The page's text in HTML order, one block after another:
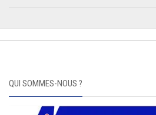
QUI SOMMES-NOUS ?